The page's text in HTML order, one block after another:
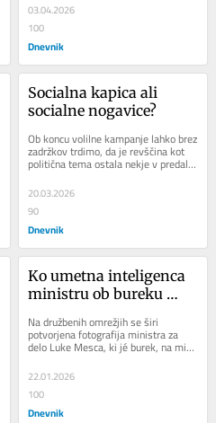
socialne...
03.04.2026
100
Dnevnik
Socialna kapica ali
socialne nogavice?
Ob koncu volilne kampanje lahko brez
zadržkov trdimo, da je revščina kot
politična tema ostala nekje v predalu.
Kot da v Sloveniji tega problema...
20.03.2026
90
Dnevnik
Ko umetna inteligenca
ministru ob bureku
Na družbenih omrežjih se širi
potvorjena fotografija ministra za
delo Luke Mesca, ki jé burek, na mizi
pa stojita kozarec in steklenica
penine....
22.01.2026
100
Dnevnik